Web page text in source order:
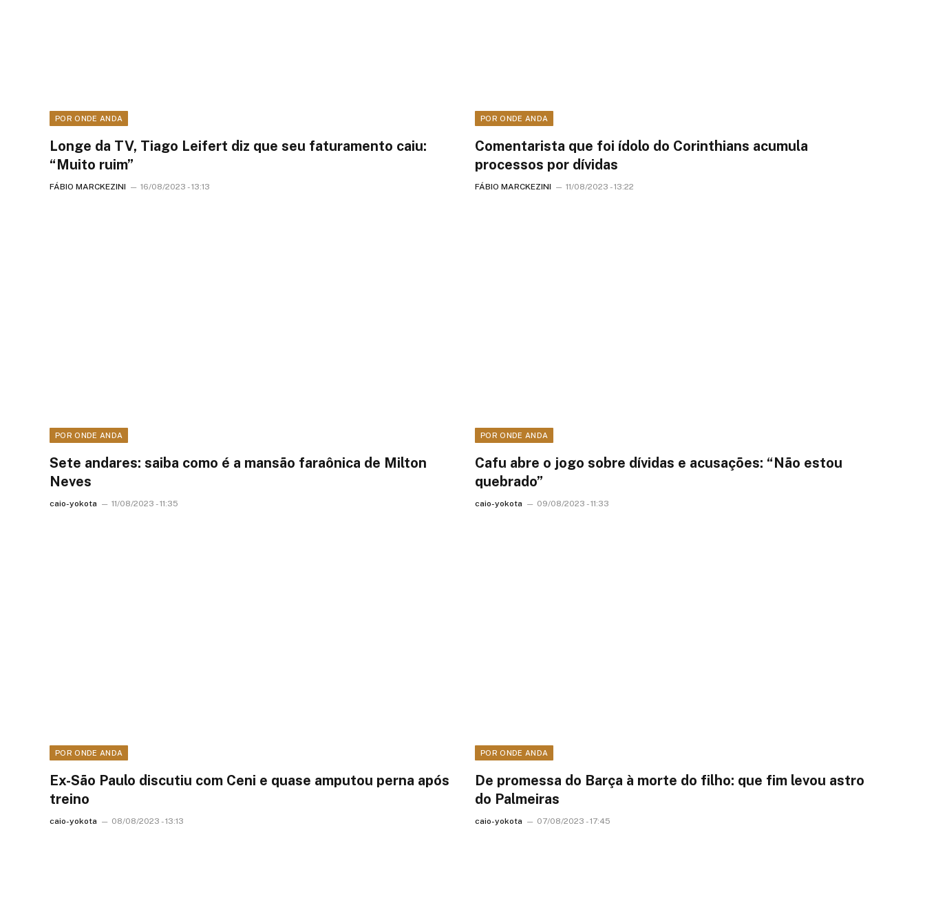
POR ONDE ANDA
Longe da TV, Tiago Leifert diz que seu faturamento caiu:
“Muito ruim”
FÁBIO MARCKEZINI 16/08/2023 - 13:13
POR ONDE ANDA
Comentarista que foi ídolo do Corinthians acumula
processos por dívidas
FÁBIO MARCKEZINI 11/08/2023 - 13:22
POR ONDE ANDA
Sete andares: saiba como é a mansão faraônica de Milton
Neves
caio-yokota 11/08/2023 - 11:35
POR ONDE ANDA
Cafu abre o jogo sobre dívidas e acusações: “Não estou
quebrado”
caio-yokota 09/08/2023 - 11:33
POR ONDE ANDA
Ex-São Paulo discutiu com Ceni e quase amputou perna após
treino
caio-yokota 08/08/2023 - 13:13
POR ONDE ANDA
De promessa do Barça à morte do filho: que fim levou astro
do Palmeiras
caio-yokota 07/08/2023 - 17:45